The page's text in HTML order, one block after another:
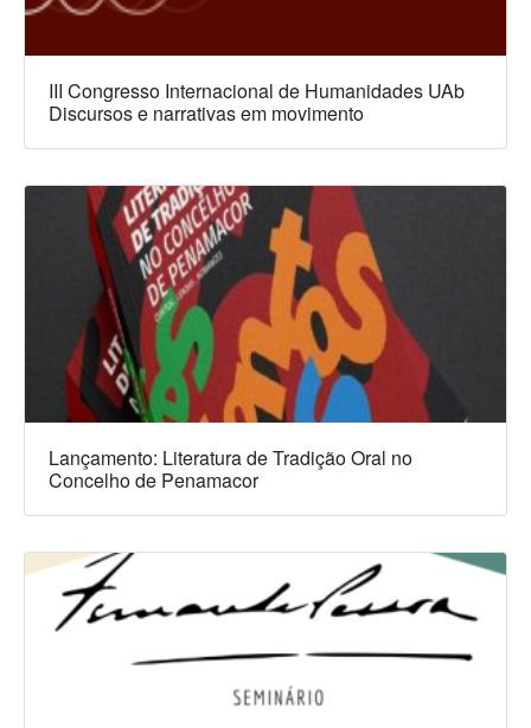
III Congresso Internacional de Humanidades UAb
Discursos e narrativas em movimento
Lançamento: Literatura de Tradição Oral no
Concelho de Penamacor